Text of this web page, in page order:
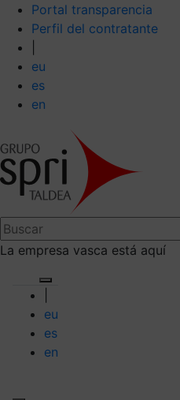
Portal transparencia
Perfil del contratante
eu
es
en
La empresa vasca está aquí
eu
es
en